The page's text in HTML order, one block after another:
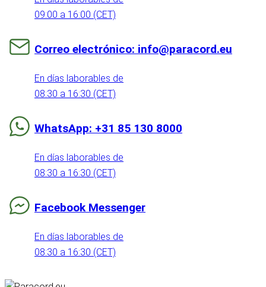
09:00 a 16:00 (CET)
Correo electrónico: info@paracord.eu
En días laborables de
08:30 a 16:30 (CET)
WhatsApp: +31 85 130 8000
En días laborables de
08:30 a 16:30 (CET)
Facebook Messenger
En días laborables de
08:30 a 16:30 (CET)